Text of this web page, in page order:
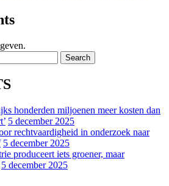
Search
honderden miljoenen meer kosten dan
5 december 2025
rechtvaardigheid in onderzoek naar
5 december 2025
produceert iets groener, maar
5 december 2025